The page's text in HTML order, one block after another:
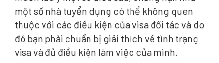
một số nhà tuyển dụng có thể không quen
thuộc với các điều kiện của visa đối tác và do
đó bạn phải chuẩn bị giải thích về tình trạng
visa và đủ điều kiện làm việc của mình.